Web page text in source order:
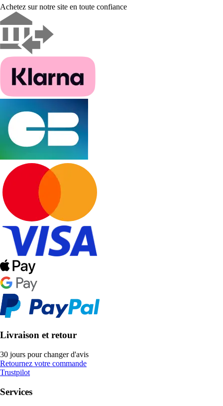
Achetez sur notre site en toute confiance
Livraison et retour
30 jours pour changer d'avis
Retournez votre commande
Trustpilot
Services